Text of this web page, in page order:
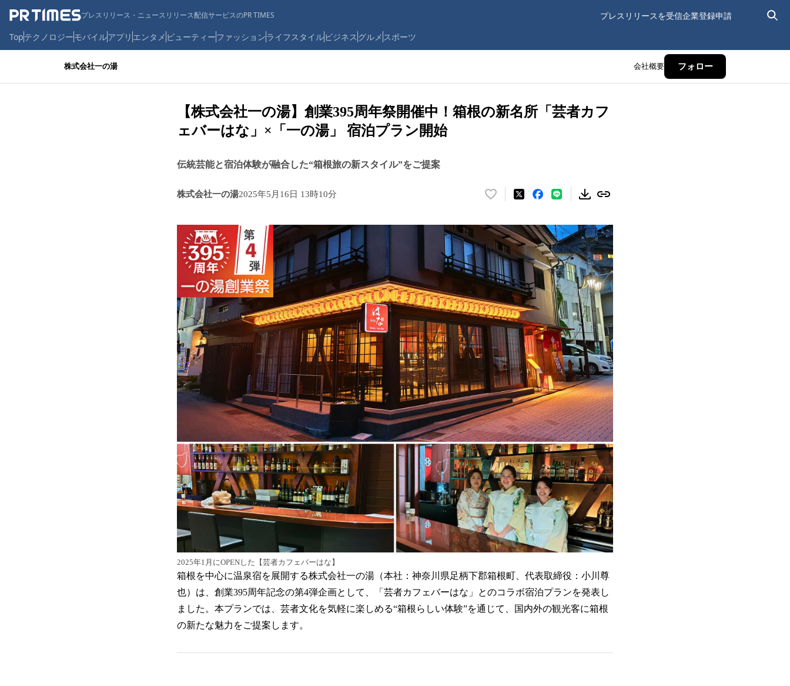
プレスリリース・ニュースリリース配信サービスのPR TIMES プレスリリースを受信企業登録申請
Topテクノロジーモバイルアプリ エンタメ ビューティーファッションライフスタイルビジネス グルメ スポーツ
株式会社一の湯 会社概要 フォロー
【株式会社一の湯】創業395周年祭開催中！箱根の新名所「芸者カフ
ェバーはな」×「一の湯」 宿泊プラン開始
伝統芸能と宿泊体験が融合した“箱根旅の新スタイル”をご提案
株式会社一の湯2025年5月16日 13時10分
い
ね
！
数
を
読
み
込
み
中
で
す
2025年1月にOPENした【芸者カフェバーはな】
箱根を中心に温泉宿を展開する株式会社一の湯（本社：神奈川県足柄下郡箱根町、代表取締役：小川尊
也）は、創業395周年記念の第4弾企画として、「芸者カフェバーはな」とのコラボ宿泊プランを発表し
ました。本プランでは、芸者文化を気軽に楽しめる“箱根らしい体験”を通じて、国内外の観光客に箱根
の新たな魅力をご提案します。